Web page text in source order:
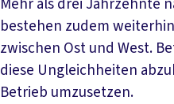
Mehr als drei Jahrzehnte
bestehen zudem
zwischen Ost und West.
diese Ungleichheiten
Betrieb umzusetzen.